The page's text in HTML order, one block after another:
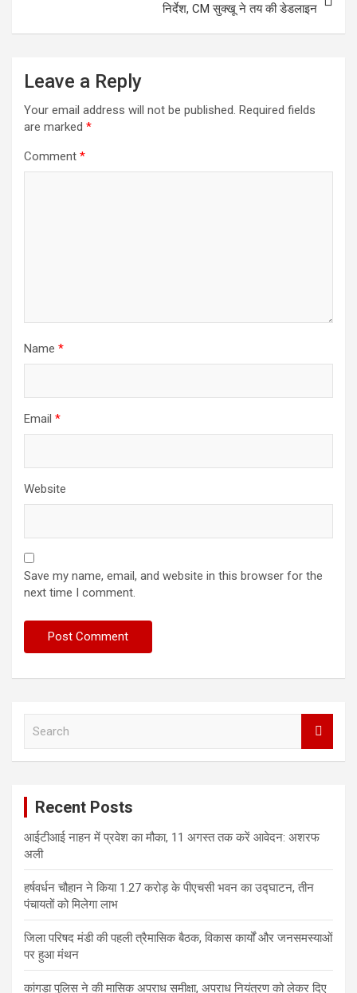
निर्देश, CM सुक्खू ने तय की डेडलाइन
Leave a Reply
Your email address will not be published. Required fields
are marked *
Comment *
Name *
Email *
Website
Save my name, email, and website in this browser for the
next time I comment.
Recent Posts
आईटीआई नाहन में प्रवेश का मौका, 11 अगस्त तक करें आवेदन: अशरफ
अली
हर्षवर्धन चौहान ने किया 1.27 करोड़ के पीएचसी भवन का उद्घाटन, तीन
पंचायतों को मिलेगा लाभ
जिला परिषद मंडी की पहली त्रैमासिक बैठक, विकास कार्यों और जनसमस्याओं
पर हुआ मंथन
कांगड़ा पुलिस ने की मासिक अपराध समीक्षा, अपराध नियंत्रण को लेकर दिए